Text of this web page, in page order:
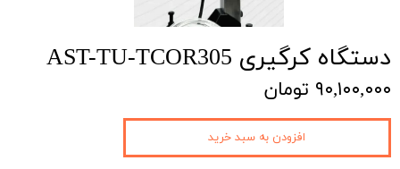
دستگاه کرگیری AST-TU-TCOR305
۹۰,۱۰۰,۰۰۰ تومان
افزودن به سبد خرید